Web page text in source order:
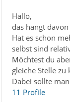
Hallo,
das hängt
Hat es schon
selbst sind
Möchtest du
gleiche Stelle zu
Dabei sollte
11 Profile